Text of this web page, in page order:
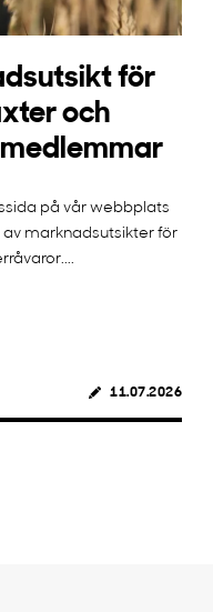
för
och
på vår webbplats
marknadsutsikter för
11.07.2026